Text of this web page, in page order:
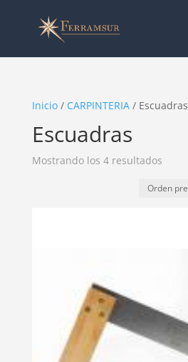
Inicio/ CARPINTERIA/ Escuadras
Escuadras
Mostrando los 4 resultados